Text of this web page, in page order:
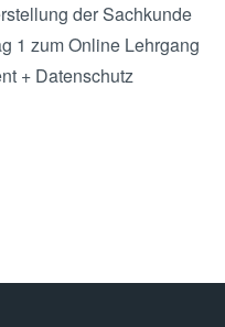
der Sachkunde
1 zum Online Lehrgang
+ Datenschutz